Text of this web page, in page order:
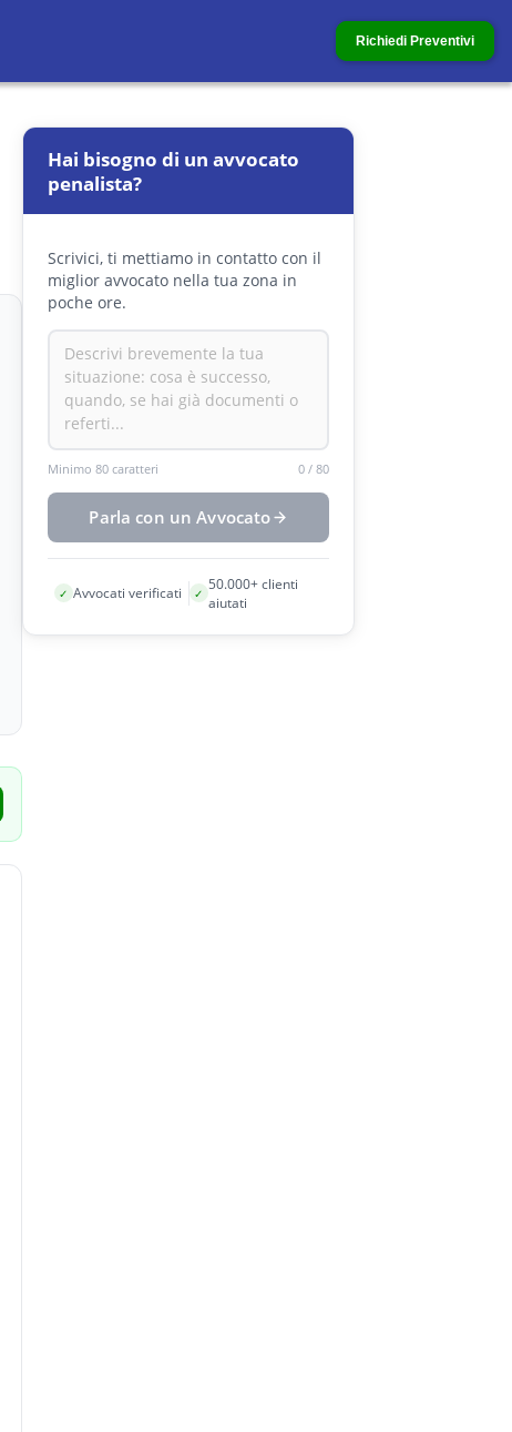
Richiedi Preventivi
Hai bisogno di un avvocato
penalista?
Scrivici, ti mettiamo in contatto con il
miglior avvocato nella tua zona in
poche ore.
Minimo 80 caratteri 0 / 80
Parla con un Avvocato
✓ Avvocati verificati ✓ 50.000+ clienti
aiutati